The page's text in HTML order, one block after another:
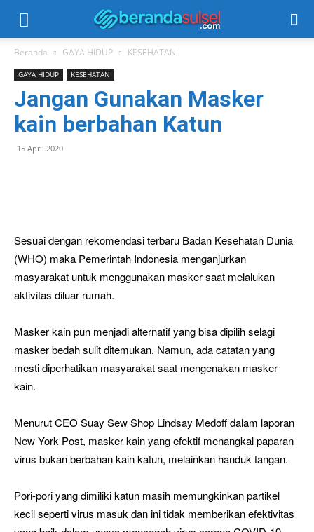
Beranda GAYA HIDUP KESEHATAN
GAYA HIDUP KESEHATAN
Jangan Gunakan Masker
kain berbahan Katun
15 April 2020
Sesuai dengan rekomendasi terbaru Badan Kesehatan Dunia
(WHO) maka Pemerintah Indonesia menganjurkan
masyarakat untuk menggunakan masker saat melalukan
aktivitas diluar rumah.
Masker kain pun menjadi alternatif yang bisa dipilih selagi
masker bedah sulit ditemukan. Namun, ada catatan yang
mesti diperhatikan masyarakat saat mengenakan masker
kain.
Menurut CEO Suay Sew Shop Lindsay Medoff dalam laporan
New York Post, masker kain yang efektif menangkal paparan
virus bukan berbahan kain katun, melainkan handuk tangan.
Pori-pori yang dimiliki katun masih memungkinkan partikel
kecil seperti virus masuk dan ini tidak memberikan efektivitas